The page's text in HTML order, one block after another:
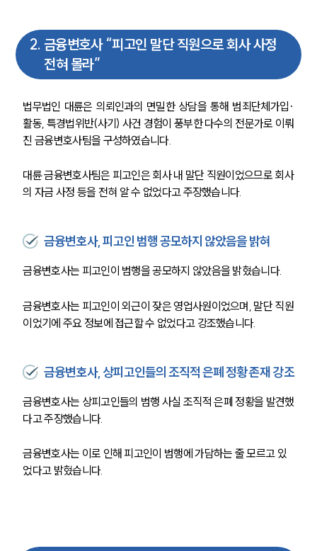
그룹소개
그룹소개
오시는 길
글로벌 파트너 로펌
고객의 소리
AI대륜
업무사례
주요 업무사례
사례분석/최신동향
법률정보
업무분야
전체
2. 금융변호사 “피고인 말단 직원으로 회사 사정
전혀 몰라”
법무법인 대륜은 의뢰인과의 면밀한 상담을 통해 범죄단체가입·
활동, 특경법위반(사기) 사건 경험이 풍부한 다수의 전문가로 이뤄
진 금융변호사팀을 구성하였습니다.
대륜 금융변호사팀은 피고인은 회사 내 말단 직원이었으므로 회사
의 자금 사정 등을 전혀 알 수 없었다고 주장했습니다.
금융변호사, 피고인 범행 공모하지 않았음을 밝혀
금융변호사는 피고인이 범행을 공모하지 않았음을 밝혔습니다.
금융변호사는 피고인이 외근이 잦은 영업사원이었으며, 말단 직원
이었기에 주요 정보에 접근할 수 없었다고 강조했습니다.
금융변호사, 상피고인들의 조직적 은폐 정황 존재 강조
금융변호사는 상피고인들의 범행 사실 조직적 은폐 정황을 발견했
다고 주장했습니다.
금융변호사는 이로 인해 피고인이 범행에 가담하는 줄 모르고 있
었다고 밝혔습니다.